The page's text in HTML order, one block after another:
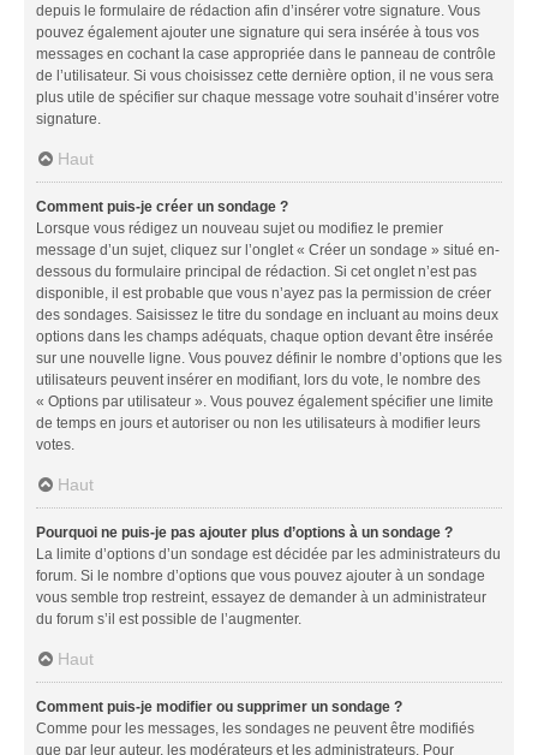
depuis le formulaire de rédaction afin d’insérer votre signature. Vous
pouvez également ajouter une signature qui sera insérée à tous vos
messages en cochant la case appropriée dans le panneau de contrôle
de l’utilisateur. Si vous choisissez cette dernière option, il ne vous sera
plus utile de spécifier sur chaque message votre souhait d’insérer votre
signature.
Haut
Comment puis-je créer un sondage ?
Lorsque vous rédigez un nouveau sujet ou modifiez le premier
message d’un sujet, cliquez sur l’onglet « Créer un sondage » situé en-
dessous du formulaire principal de rédaction. Si cet onglet n’est pas
disponible, il est probable que vous n’ayez pas la permission de créer
des sondages. Saisissez le titre du sondage en incluant au moins deux
options dans les champs adéquats, chaque option devant être insérée
sur une nouvelle ligne. Vous pouvez définir le nombre d’options que les
utilisateurs peuvent insérer en modifiant, lors du vote, le nombre des
« Options par utilisateur ». Vous pouvez également spécifier une limite
de temps en jours et autoriser ou non les utilisateurs à modifier leurs
votes.
Haut
Pourquoi ne puis-je pas ajouter plus d’options à un sondage ?
La limite d’options d’un sondage est décidée par les administrateurs du
forum. Si le nombre d’options que vous pouvez ajouter à un sondage
vous semble trop restreint, essayez de demander à un administrateur
du forum s’il est possible de l’augmenter.
Haut
Comment puis-je modifier ou supprimer un sondage ?
Comme pour les messages, les sondages ne peuvent être modifiés
que par leur auteur, les modérateurs et les administrateurs. Pour